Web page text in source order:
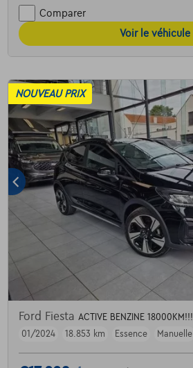
Comparer
Voir le véhicule
NOUVEAU PRIX
Ford Fiesta ACTIVE BENZINE 18000KM!!!
01/2024
18.853 km Essence Manuelle